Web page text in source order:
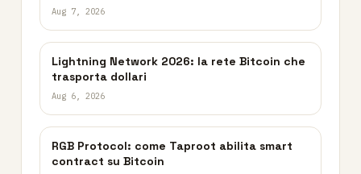
Aug 7, 2026
Lightning Network 2026: la rete Bitcoin che
trasporta dollari
Aug 6, 2026
RGB Protocol: come Taproot abilita smart
contract su Bitcoin